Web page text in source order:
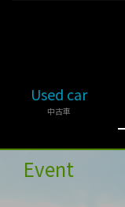
Used car
中古車
Event